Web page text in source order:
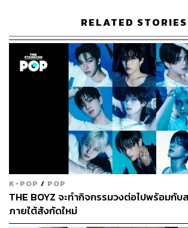
RELATED STORIES
K-POP / POP
THE BOYZ จะทำกิจกรรมวงต่อไปพร้อมกั
ภายใต้สังกัดใหม่